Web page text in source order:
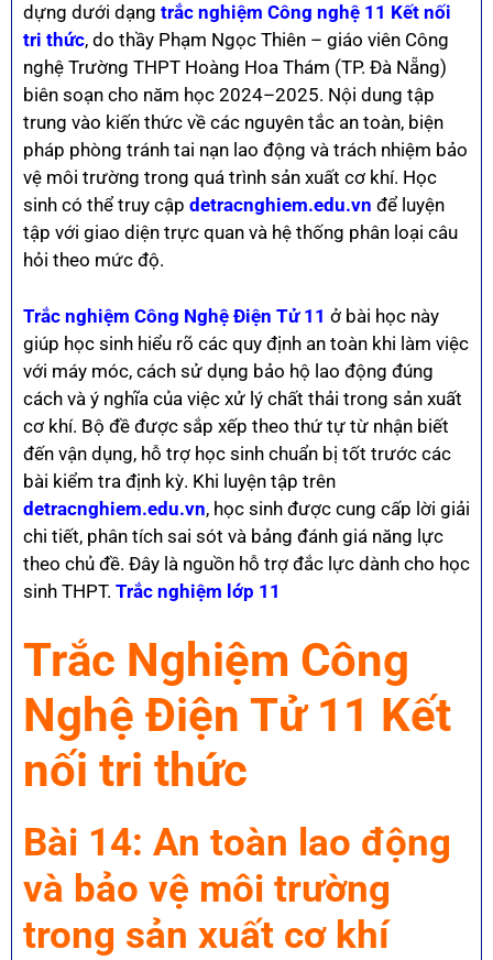
dựng dưới dạng trắc nghiệm Công nghệ 11 Kết nối
tri thức, do thầy Phạm Ngọc Thiên – giáo viên Công
nghệ Trường THPT Hoàng Hoa Thám (TP. Đà Nẵng)
biên soạn cho năm học 2024–2025. Nội dung tập
trung vào kiến thức về các nguyên tắc an toàn, biện
pháp phòng tránh tai nạn lao động và trách nhiệm bảo
vệ môi trường trong quá trình sản xuất cơ khí. Học
sinh có thể truy cập detracnghiem.edu.vn để luyện
tập với giao diện trực quan và hệ thống phân loại câu
hỏi theo mức độ.
Trắc nghiệm Công Nghệ Điện Tử 11 ở bài học này
giúp học sinh hiểu rõ các quy định an toàn khi làm việc
với máy móc, cách sử dụng bảo hộ lao động đúng
cách và ý nghĩa của việc xử lý chất thải trong sản xuất
cơ khí. Bộ đề được sắp xếp theo thứ tự từ nhận biết
đến vận dụng, hỗ trợ học sinh chuẩn bị tốt trước các
bài kiểm tra định kỳ. Khi luyện tập trên
detracnghiem.edu.vn, học sinh được cung cấp lời giải
chi tiết, phân tích sai sót và bảng đánh giá năng lực
theo chủ đề. Đây là nguồn hỗ trợ đắc lực dành cho học
sinh THPT. Trắc nghiệm lớp 11
Trắc Nghiệm Công
Nghệ Điện Tử 11 Kết
nối tri thức
Bài 14: An toàn lao động
và bảo vệ môi trường
trong sản xuất cơ khí